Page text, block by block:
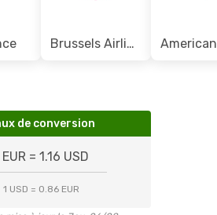
Brussels Airlines
de conversion
EUR = 1.16 USD
1 USD = 0.86 EUR